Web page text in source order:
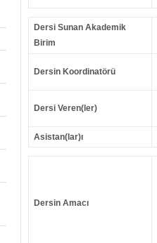
Dersi Sunan Akademik
Birim
Dersin Koordinatörü
Dersi Veren(ler)
Asistan(lar)ı
Dersin Amacı